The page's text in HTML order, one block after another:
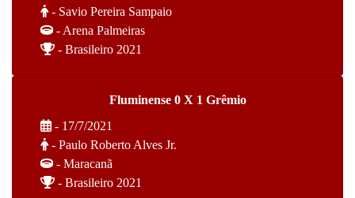
- Savio Pereira Sampaio
- Arena Palmeiras
- Brasileiro 2021
Fluminense 0 X 1 Grêmio
- 17/7/2021
- Paulo Roberto Alves Jr.
- Maracanã
- Brasileiro 2021